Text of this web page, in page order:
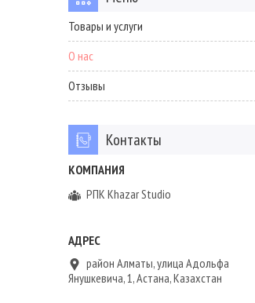
Товары и услуги
О нас
Отзывы
Контакты
РПК Khazar Studio
район Алматы, улица Адольфа
Янушкевича, 1, Астана, Казахстан